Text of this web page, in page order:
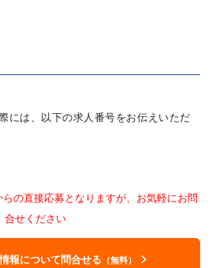
には、以下の求人番号をお伝えいただ
の直接応募となりますが、お気軽にお問
合せください
報について問合せる （無料）